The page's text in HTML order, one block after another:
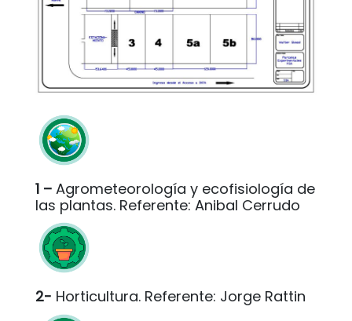
1 – Agrometeorología y ecofisiología de
las plantas. Referente: Anibal Cerrudo
2- Horticultura. Referente: Jorge Rattin